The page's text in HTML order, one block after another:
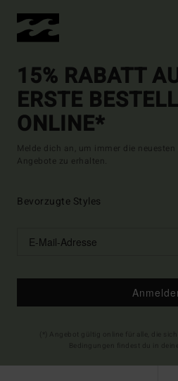
15% RABATT
ERSTE
ONLINE*
Melde dich an, um immer die
Angebote zu erhalten.
Bevorzugte Styles